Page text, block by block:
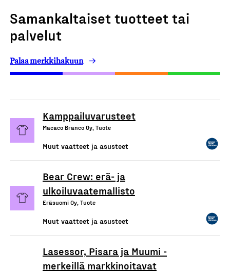
Samankaltaiset tuotteet tai
palvelut
Palaa merkkihakuun
Kamppailuvarusteet
Macaco Branco Oy, Tuote
Muut vaatteet ja asusteet
Bear Crew: erä- ja
ulkoiluvaatemallisto
Eräsuomi Oy, Tuote
Muut vaatteet ja asusteet
Lasessor, Pisara ja Muumi -
merkeillä markkinoitavat